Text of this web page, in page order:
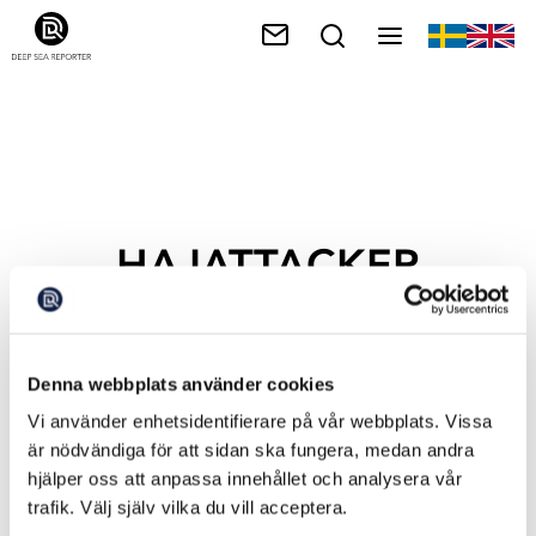
Denna webbplats använder cookies
Vi använder enhetsidentifierare på vår webbplats. Vissa
är nödvändiga för att sidan ska fungera, medan andra
hjälper oss att anpassa innehållet och analysera vår
trafik. Välj själv vilka du vill acceptera.
HAJATTACKER